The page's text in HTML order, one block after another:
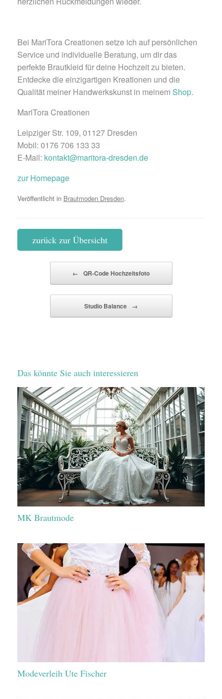
Bei MariTora Creationen setze ich auf persönlichen
Service und individuelle Beratung, um dir das
perfekte Brautkleid für deine Hochzeit zu bieten.
Entdecke die einzigartigen Kreationen und die
Qualität meiner Handwerkskunst in meinem Shop.
MariTora Creationen
Leipziger Str. 109, 01127 Dresden
Mobil: 0176 706 133 33
E-Mail: kontakt@maritora-dresden.de
zur Homepage
Veröffentlicht in Brautmoden Dresden.
zurück zur Übersicht
← QR-Code Hochzeitsfoto
Studio Balance →
Das könnte Sie auch interessieren
MK Brautmode
Modeverleih Ute Fischer